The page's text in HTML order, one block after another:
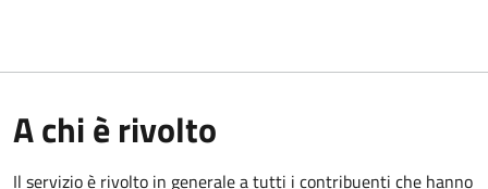
A chi è rivolto
Il servizioè rivolto in generale a tutti i contribuenti che hanno